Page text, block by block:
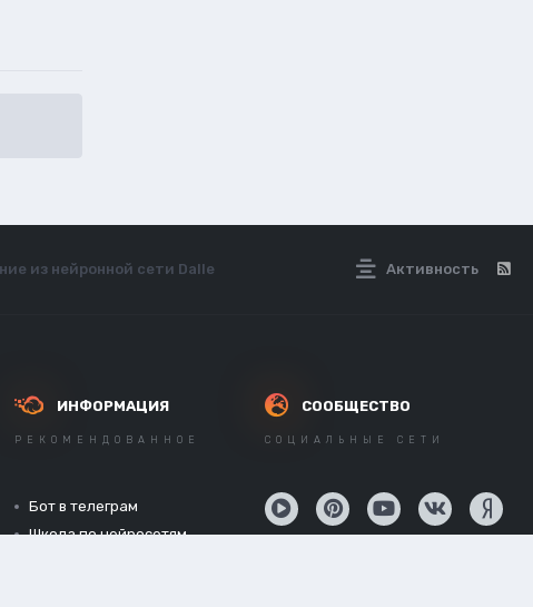
Активность
из нейронной сети Dalle
ИНФОРМАЦИЯ
РЕКОМЕНДОВАННОЕ
Бот в телеграм
Школа по нейросетям
СООБЩЕСТВО
СОЦИАЛЬНЫЕ СЕТИ